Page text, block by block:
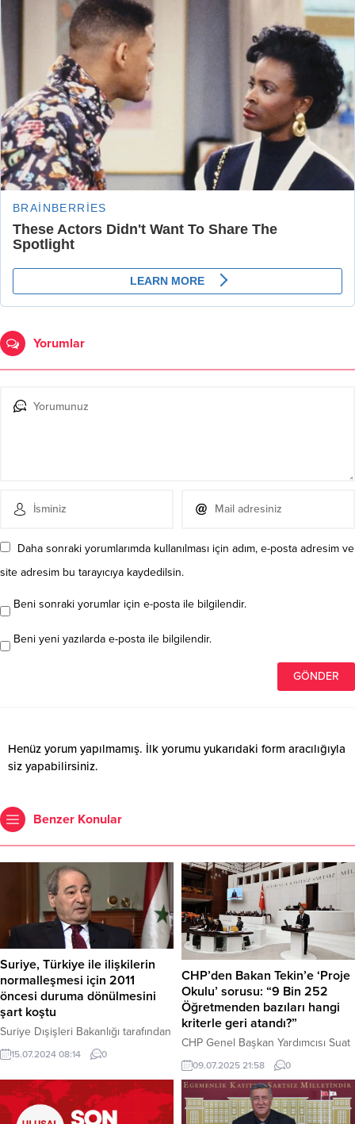
Yorumlar
Daha sonraki yorumlarımda kullanılması için adım, e-posta adresim ve
site adresim bu tarayıcıya kaydedilsin.
Beni sonraki yorumlar için e-posta ile bilgilendir.
Beni yeni yazılarda e-posta ile bilgilendir.
Henüz yorum yapılmamış. İlk yorumu yukarıdaki form aracılığıyla
siz yapabilirsiniz.
Benzer Konular
Suriye, Türkiye ile ilişkilerin
normalleşmesi için 2011
öncesi duruma dönülmesini
şart koştu
Suriye Dışişleri Bakanlığı tarafından
yapılan açıklamada, Türkiye ile
ilişkilerin normalleşmesinin, 2011
öncesi duruma dönülmesine bağlı
olduğu vurgulandı. Bakanlık, iki
ülke arasındaki ilişkilerin temelinde
15.07.2024 08:14 0
CHP’den Bakan Tekin’e ‘Proje
Okulu’ sorusu: “9 Bin 252
Öğretmenden bazıları hangi
kriterle geri atandı?”
CHP Genel Başkan Yardımcısı Suat
Özçağdaş, proje okullarında görev
süreleri uzatılmayan 9 bin 252
öğretmenden bazılarının daha
sonra “müdahalelerle” yeniden
09.07.2025 21:58 0